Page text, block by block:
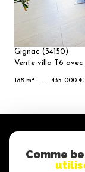
Gignac (34150)
Vente villa T6
188 m² - 435 000 €
Comme